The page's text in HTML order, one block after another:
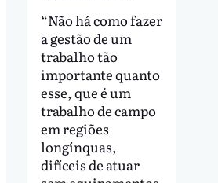
“Não há como fazer
a gestão de um
trabalho tão
importante quanto
esse, que é um
trabalho de campo
em regiões
longínquas,
difíceis de atuar